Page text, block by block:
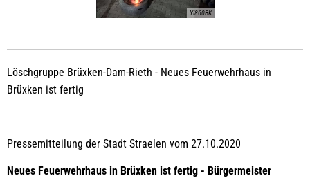
YI860BK
Löschgruppe Brüxken-Dam-Rieth - Neues Feuerwehrhaus in
Brüxken ist fertig
Pressemitteilung der Stadt Straelen vom 27.10.2020
Neues Feuerwehrhaus in Brüxken ist fertig - Bürgermeister